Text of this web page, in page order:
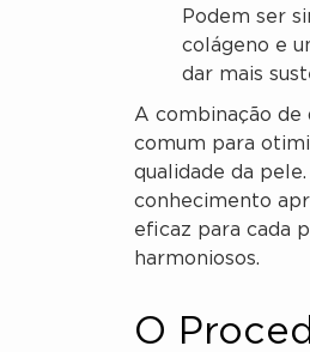
Podem ser
colágeno e
dar mais
A combinação
comum para
qualidade da
conhecimento
eficaz para cada
harmoniosos.
O